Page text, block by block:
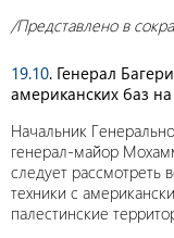
/Представлено в
19.10. Генерал
американских баз
Начальник
генерал-майор
следует рассмотреть
техники с
палестинские